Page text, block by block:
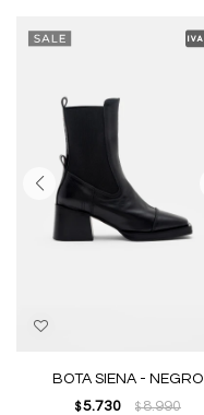
BOTA SIENA - NEGRO
$ 5.730 $8.990